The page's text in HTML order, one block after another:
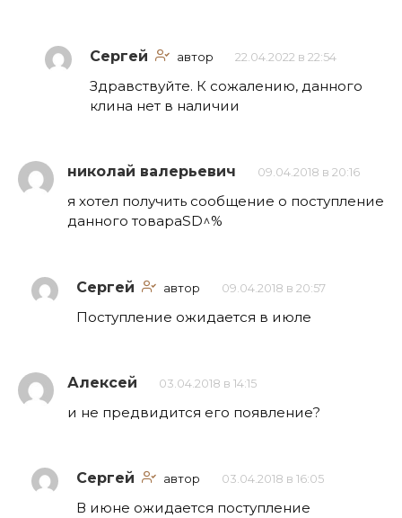
Сергей автор 22.04.2022 в 22:54
Здравствуйте. К сожалению, данного
клина нет в наличии
николай валерьевич 09.04.2018 в 20:16
я хотел получить сообщение о поступление
данного товараSD^%
Сергей автор 09.04.2018 в 20:57
Поступление ожидается в июле
Алексей 03.04.2018 в 14:15
и не предвидится его появление?
Сергей автор 03.04.2018 в 16:05
В июне ожидается поступление